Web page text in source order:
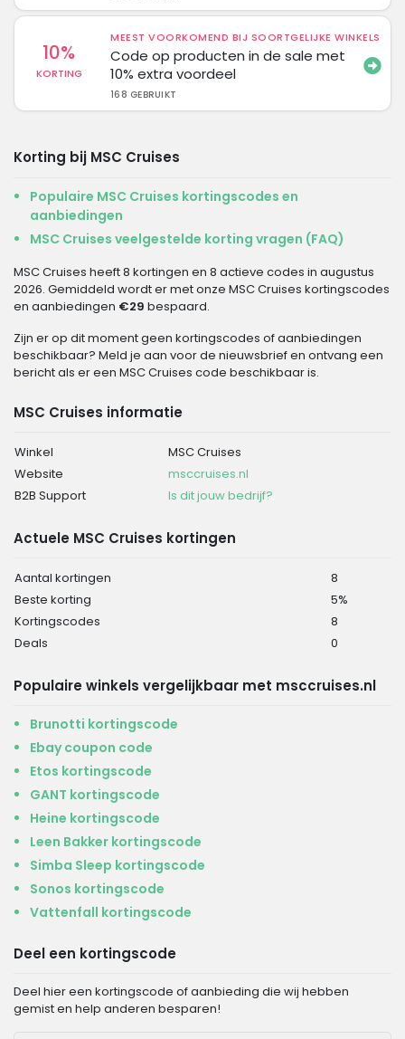
10%
KORTING
MEEST VOORKOMEND BIJ SOORTGELIJKE WINKELS
Code op producten in de sale met
10% extra voordeel
168 GEBRUIKT
Korting bij MSC Cruises
Populaire MSC Cruises kortingscodes en
aanbiedingen
MSC Cruises veelgestelde korting vragen (FAQ)
MSC Cruises heeft 8 kortingen en 8 actieve codes in augustus
2026. Gemiddeld wordt er met onze MSC Cruises kortingscodes
en aanbiedingen €29 bespaard.
Zijn er op dit moment geen kortingscodes of aanbiedingen
beschikbaar? Meld je aan voor de nieuwsbrief en ontvang een
bericht als er een MSC Cruises code beschikbaar is.
MSC Cruises informatie
Winkel
MSC Cruises
Website
msccruises.nl
B2B Support
Is dit jouw bedrijf?
Actuele MSC Cruises kortingen
Aantal kortingen
8
Beste korting
5%
Kortingscodes
8
Deals
0
Populaire winkels vergelijkbaar met msccruises.nl
Brunotti kortingscode
Ebay coupon code
Etos kortingscode
GANT kortingscode
Heine kortingscode
Leen Bakker kortingscode
Simba Sleep kortingscode
Sonos kortingscode
Vattenfall kortingscode
Deel een kortingscode
Deel hier een kortingscode of aanbieding die wij hebben
gemist en help anderen besparen!